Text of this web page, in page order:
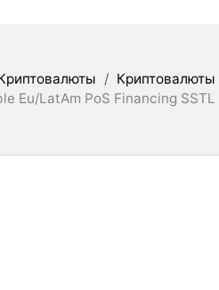
/ Криптовалюты
Eu/LatAm PoS Financing